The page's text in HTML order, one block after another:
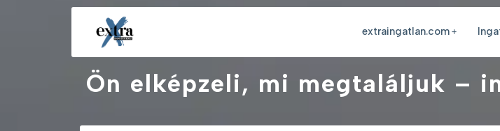
extraingatlan.com
Ön elképzeli, mi megtaláljuk –